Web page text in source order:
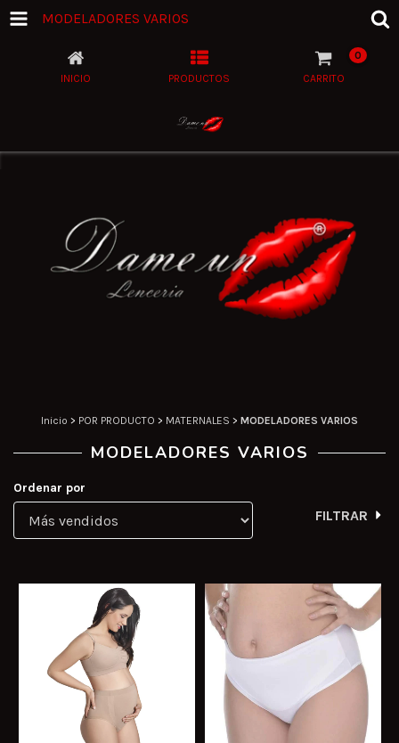
MODELADORES VARIOS
INICIO PRODUCTOS CARRITO
0
Inicio > POR PRODUCTO > MATERNALES > MODELADORES VARIOS
MODELADORES VARIOS
Ordenar por
FILTRAR